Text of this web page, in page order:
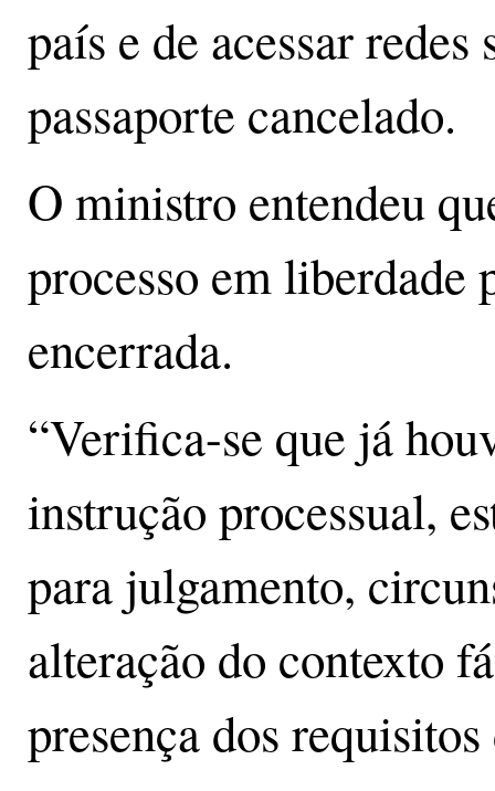
país e de acessar
passaporte cancelado.
O ministro entendeu
processo em liberdade
encerrada.
“Verifica-se que já
instrução processual,
para julgamento,
alteração do contexto
presença dos